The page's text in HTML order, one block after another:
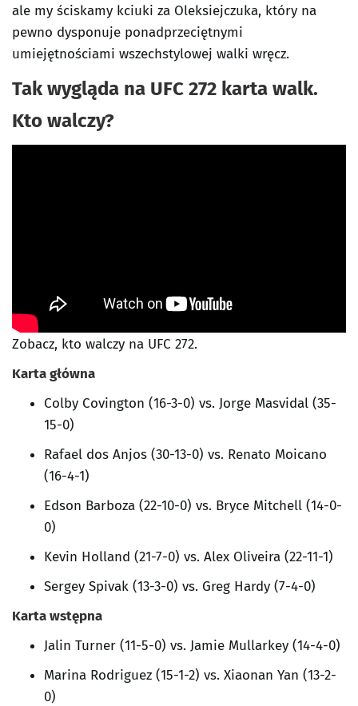
ale my ściskamy kciuki za Oleksiejczuka, który na
pewno dysponuje ponadprzeciętnymi
umiejętnościami wszechstylowej walki wręcz.
Tak wygląda na UFC 272 karta walk.
Kto walczy?
Zobacz, kto walczy na UFC 272.
Karta główna
Colby Covington (16-3-0) vs. Jorge Masvidal (35-
15-0)
Rafael dos Anjos (30-13-0) vs. Renato Moicano
(16-4-1)
Edson Barboza (22-10-0) vs. Bryce Mitchell (14-0-
0)
Kevin Holland (21-7-0) vs. Alex Oliveira (22-11-1)
Sergey Spivak (13-3-0) vs. Greg Hardy (7-4-0)
Karta wstępna
Jalin Turner (11-5-0) vs. Jamie Mullarkey (14-4-0)
Marina Rodriguez (15-1-2) vs. Xiaonan Yan (13-2-
0)